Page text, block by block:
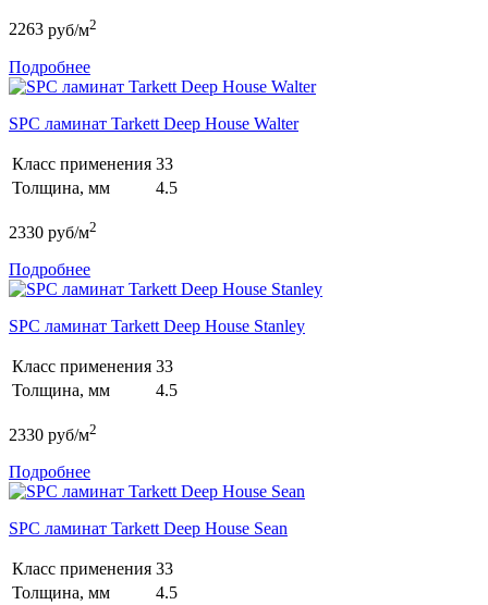
2263 руб/м2
Подробнее
SPC ламинат Tarkett Deep House Walter
Класс применения 33
Толщина, мм
4.5
2330 руб/м2
Подробнее
SPC ламинат Tarkett Deep House Stanley
Класс применения 33
Толщина, мм
4.5
2330 руб/м2
Подробнее
SPC ламинат Tarkett Deep House Sean
Класс применения 33
Толщина, мм
4.5